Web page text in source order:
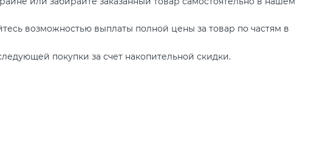
возможностью выплаты полной цены за товар по частям в
покупки за счет накопительной скидки.